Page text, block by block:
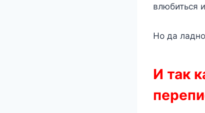
влюбиться
Но да
И так